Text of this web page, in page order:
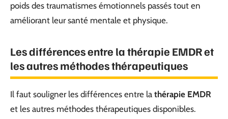
poids des traumatismes émotionnels passés tout en
améliorant leur santé mentale et physique.
Les différences entre la thérapie EMDR et
les autres méthodes thérapeutiques
Il faut souligner les différences entre la thérapie EMDR
et les autres méthodes thérapeutiques disponibles.